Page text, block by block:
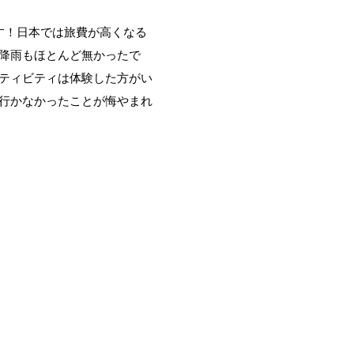
日本では旅費が高くなる
雨もほとんど無かったで
ィビティは体験した方がい
かなかったことが悔やまれ